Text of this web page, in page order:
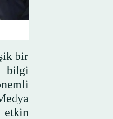
bir
bilgi